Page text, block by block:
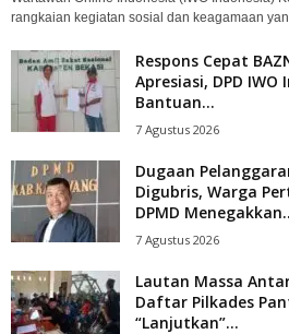
rangkaian kegiatan sosial dan keagamaan
Respons Cepat
Apresiasi, DPD
Bantuan...
7 Agustus 2026
Dugaan
Digubris, Warga
DPMD
7 Agustus 2026
Lautan Massa
Daftar Pilkades
“Lanjutkan”...